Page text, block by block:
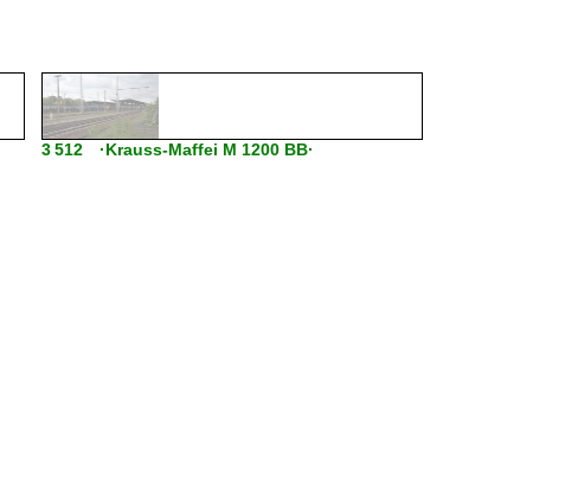
3 512 ·Krauss-Maffei M 1200 BB·